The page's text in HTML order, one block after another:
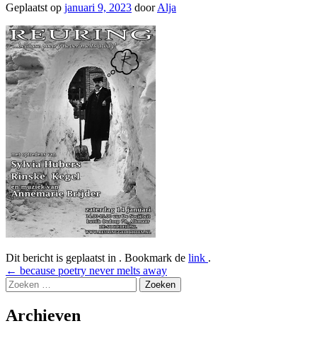
Geplaatst op januari 9, 2023 doorAlja
Dit bericht is geplaatst in . Bookmark de link .
Bericht
navigatie
← because poetry never melts away
Zoeken
naar:
Archieven